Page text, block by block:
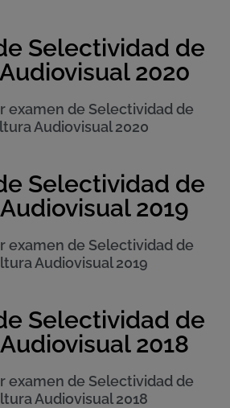
Selectividad de
2020
examen de Selectividad de
Audiovisual 2020
Selectividad de
2019
examen de Selectividad de
Audiovisual 2019
Selectividad de
2018
examen de Selectividad de
Audiovisual 2018